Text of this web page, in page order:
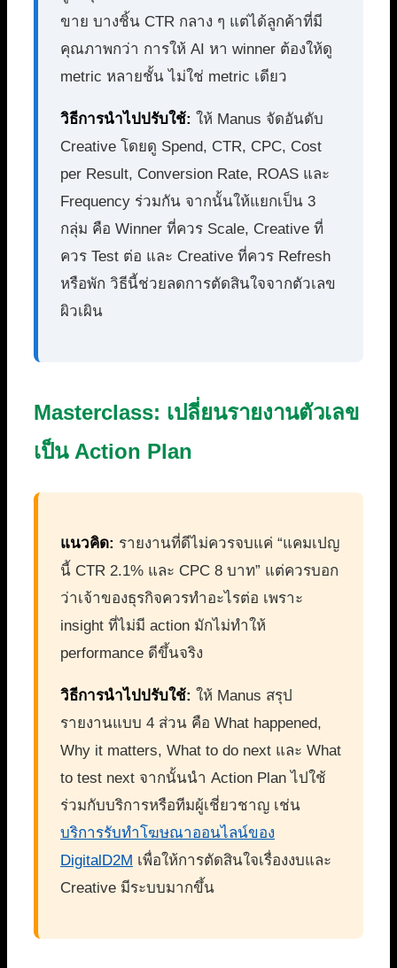
ขาย บางชิ้น CTR กลาง ๆ แต่ได้ลูกค้าที่มี
คุณภาพกว่า การให้ AI หา winner ต้องให้ดู
metric หลายชั้น ไม่ใช่ metric เดียว
วิธีการนำไปปรับใช้: ให้ Manus จัดอันดับ
Creative โดยดู Spend, CTR, CPC, Cost
per Result, Conversion Rate, ROAS และ
Frequency ร่วมกัน จากนั้นให้แยกเป็น 3
กลุ่ม คือ Winner ที่ควร Scale, Creative ที่
ควร Test ต่อ และ Creative ที่ควร Refresh
หรือพัก วิธีนี้ช่วยลดการตัดสินใจจากตัวเลข
ผิวเผิน
Masterclass: เปลี่ยนรายงานตัวเลข
เป็น Action Plan
แนวคิด: รายงานที่ดีไม่ควรจบแค่ “แคมเปญ
นี้ CTR 2.1% และ CPC 8 บาท” แต่ควรบอก
ว่าเจ้าของธุรกิจควรทำอะไรต่อ เพราะ
insight ที่ไม่มี action มักไม่ทำให้
performance ดีขึ้นจริง
วิธีการนำไปปรับใช้: ให้ Manus สรุป
รายงานแบบ 4 ส่วน คือ What happened,
Why it matters, What to do next และ What
to test next จากนั้นนำ Action Plan ไปใช้
ร่วมกับบริการหรือทีมผู้เชี่ยวชาญ เช่น
บริการรับทำโฆษณาออนไลน์ของ
DigitalD2M เพื่อให้การตัดสินใจเรื่องงบและ
Creative มีระบบมากขึ้น